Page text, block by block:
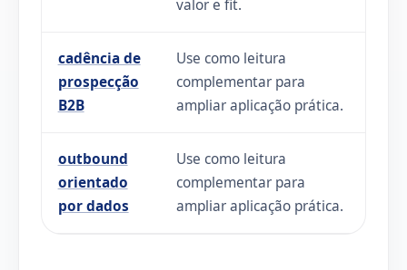
valor e fit.
cadência de
prospecção
B2B
Use como leitura
complementar para
ampliar aplicação prática.
outbound
orientado
por dados
Use como leitura
complementar para
ampliar aplicação prática.